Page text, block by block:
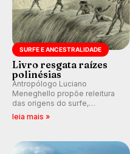
SURFE E ANCESTRALIDADE
Livro resgata raízes
polinésias
Antropólogo Luciano
Meneghello propõe releitura
das origens do surfe,
resgatando a cultura polinésia
prática em esporte e indústria.
leia mais »